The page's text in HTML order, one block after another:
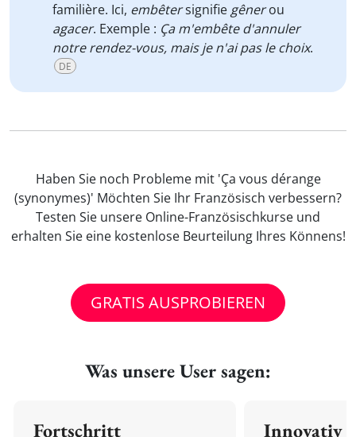
familière. Ici, embêtersignifie gênerou
agacer. Exemple : Ça m'embête d'annuler
notre rendez-vous, mais je n'ai pas le choix.
DE
Haben Sie noch Probleme mit 'Ça vous dérange
(synonymes)' Möchten Sie Ihr Französisch verbessern?
Testen Sie unsere Online-Französischkurse und
erhalten Sie eine kostenlose Beurteilung Ihres Könnens!
GRATIS AUSPROBIEREN
Was unsere User sagen:
Fortschritt Innovativ